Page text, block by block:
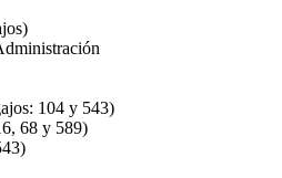
104 y 543)
68 y 589)